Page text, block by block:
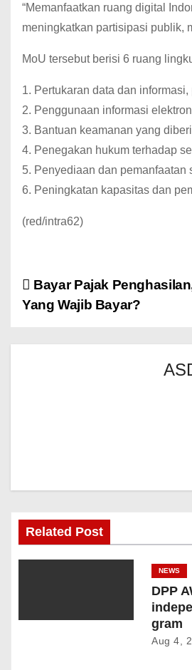
“Memanfaatkan ruang digital
meningkatkan partisipasi publik,
MoU tersebut berisi 6 ruang
1. Pertukaran data dan
2. Penggunaan informasi
3. Bantuan keamanan yang
4. Penegakan hukum terhadap
5. Penyediaan dan pemanfaatan
6. Peningkatan kapasitas dan
(red/intra62)
Bayar Pajak
Yang Wajib Bayar?
Related Post
NEWS
DPP
gram
Aug 4,